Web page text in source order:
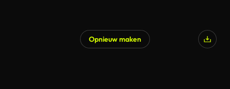
Opnieuw maken